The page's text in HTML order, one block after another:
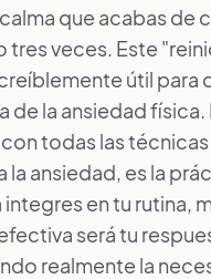
que acabas de
tres veces. Este
útil para
de la ansiedad física.
todas las
la ansiedad, es la
integres en tu rutina,
será tu
realmente la